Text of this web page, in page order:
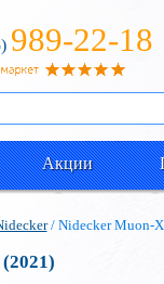
989-22-18
Акции
/ Nidecker Muon-